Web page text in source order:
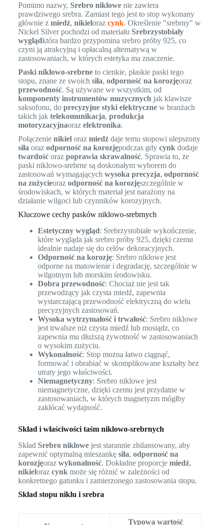
Pomimo nazwy, Srebro niklowenie zawiera
prawdziwego srebra. Zamiast tego jest to stop wykonany
głównie z miedź, nikieloraz cynk. Określenie "srebrny" w
Nickel Silver pochodzi od materiału Srebrzystobiały
wyglądktóra bardzo przypomina srebro próby 925, co
czyni ją atrakcyjną i opłacalną alternatywą w
zastosowaniach, w których estetyka ma znaczenie.
Paski niklowo-srebrneto cienkie, płaskie paski tego
stopu, znane ze swoich siła, odporność na korozjęoraz
przewodność. Są używane we wszystkim, od
komponenty instrumentów muzycznych jak klawisze
saksofonu, do precyzyjne styki elektrycznew branżach
takich jak telekomunikacja, produkcja
motoryzacyjnaoraz elektronika.
Połączenie nikieloraz miedźdaje temu stopowi ulepszony
siła oraz odporność na korozjępodczas gdy cynkdodaje
twardośćoraz poprawia skrawalność. Sprawia to, że
paski niklowo-srebrne są doskonałym wyborem do
zastosowań wymagających wysoka precyzja, odporność
na zużycieoraz odporność na korozjęszczególnie w
środowiskach, w których materiał jest narażony na
działanie wilgoci lub czynników korozyjnych.
Kluczowe cechy pasków niklowo-srebrnych
Estetyczny wygląd: Srebrzystobiałe wykończenie,
które wygląda jak srebro próby 925, dzięki czemu
idealnie nadaje się do celów dekoracyjnych.
Odporność na korozję: Srebro niklowe jest
odporne na matowienie i degradację, szczególnie w
wilgotnym lub morskim środowisku.
Dobra przewodność: Chociaż nie jest tak
przewodzący jak czysta miedź, zapewnia
wystarczającą przewodność elektryczną do wielu
precyzyjnych zastosowań.
Wysoka wytrzymałość i trwałość: Srebro niklowe
jest trwalsze niż czysta miedź lub mosiądz, co
zapewnia mu dłuższą żywotność w zastosowaniach
o wysokim zużyciu.
Wykonalność: Stop można łatwo ciągnąć,
formować i obrabiać w skomplikowane kształty bez
utraty jego właściwości.
Niemagnetyczny: Srebro niklowe jest
niemagnetyczne, dzięki czemu jest przydatne w
zastosowaniach, w których magnetyzm mógłby
zakłócać wydajność.
Skład i właściwości taśm niklowo-srebrnych
Skład Srebro niklowejest starannie zbilansowany, aby
zapewnić optymalną mieszankę siła, odporność na
korozjęoraz wykonalność. Dokładne proporcje miedź,
nikieloraz cynkmoże się różnić w zależności od
konkretnego gatunku i zamierzonego zastosowania stopu.
Skład stopu niklu i srebra
Typowa wartość